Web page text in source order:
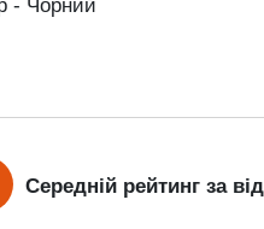
- Чорний
Середній рейтинг за